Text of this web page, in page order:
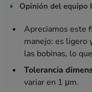
Opinión del equipo
Apreciamos este
manejo: es ligero
las bobinas, lo
Tolerancia
variar en 1 μm.